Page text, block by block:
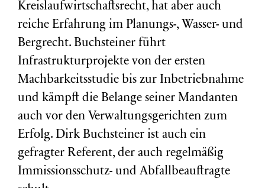
Kreislaufwirtschaftsrecht, hat aber auch
reiche Erfahrung im Planungs-, Wasser- und
Bergrecht. Buchsteiner führt
Infrastrukturprojekte von der ersten
Machbarkeitsstudie bis zur Inbetriebnahme
und kämpft die Belange seiner Mandanten
auch vor den Verwaltungsgerichten zum
Erfolg. Dirk Buchsteiner ist auch ein
gefragter Referent, der auch regelmäßig
Immissionsschutz- und Abfallbeauftragte